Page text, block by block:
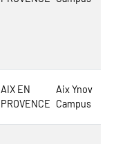
AIX EN
PROVENCE
Aix Ynov
Campus